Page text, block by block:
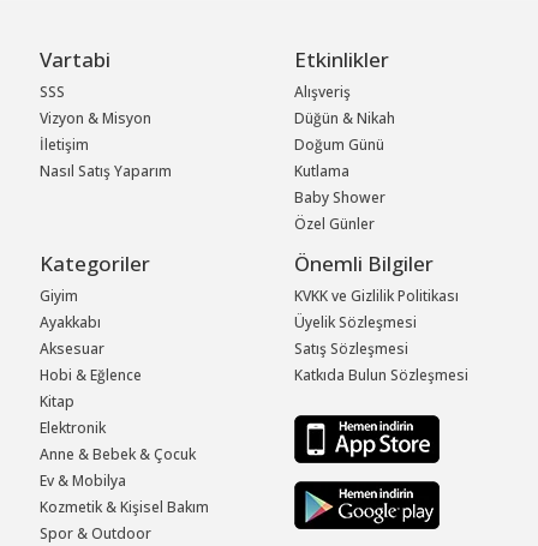
Vartabi
SSS
Vizyon & Misyon
İletişim
Nasıl Satış Yaparım
Etkinlikler
Alışveriş
Düğün & Nikah
Doğum Günü
Kutlama
Baby Shower
Özel Günler
Kategoriler
Giyim
Ayakkabı
Aksesuar
Hobi & Eğlence
Kitap
Elektronik
Anne & Bebek & Çocuk
Ev & Mobilya
Kozmetik & Kişisel Bakım
Spor & Outdoor
Önemli Bilgiler
KVKK ve Gizlilik Politikası
Üyelik Sözleşmesi
Satış Sözleşmesi
Katkıda Bulun Sözleşmesi